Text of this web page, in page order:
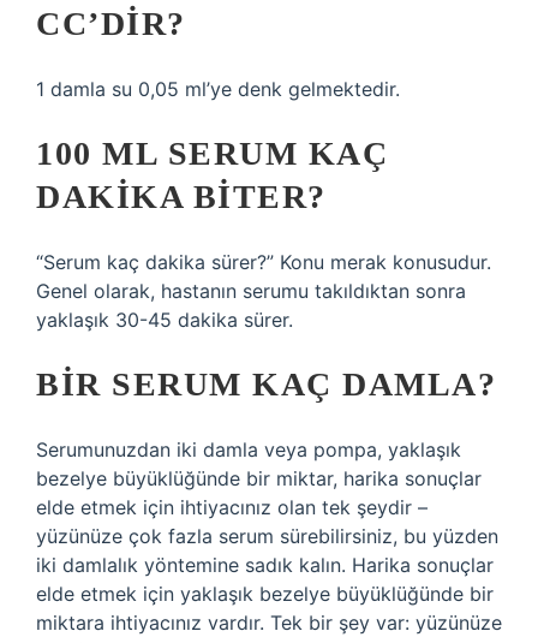
CC’DIR?
1 damla su 0,05 ml’ye denk gelmektedir.
100 ML SERUM KAÇ
DAKIKA BITER?
“Serum kaç dakika sürer?” Konu merak konusudur.
Genel olarak, hastanın serumu takıldıktan sonra
yaklaşık 30-45 dakika sürer.
BIR SERUM KAÇ DAMLA?
Serumunuzdan iki damla veya pompa, yaklaşık
bezelye büyüklüğünde bir miktar, harika sonuçlar
elde etmek için ihtiyacınız olan tek şeydir –
yüzünüze çok fazla serum sürebilirsiniz, bu yüzden
iki damlalık yöntemine sadık kalın. Harika sonuçlar
elde etmek için yaklaşık bezelye büyüklüğünde bir
miktara ihtiyacınız vardır. Tek bir şey var: yüzünüze